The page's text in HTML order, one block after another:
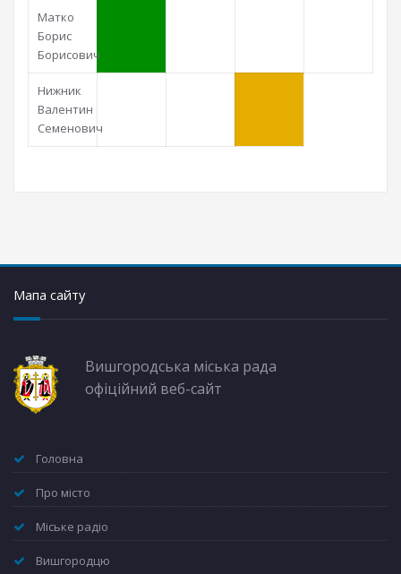
Матко
Борис
Борисович
Нижник
Валентин
Семенович
Мапа сайту
Вишгородська міська рада
офіційний веб-сайт
Головна
Про місто
Міське радіо
Вишгородцю